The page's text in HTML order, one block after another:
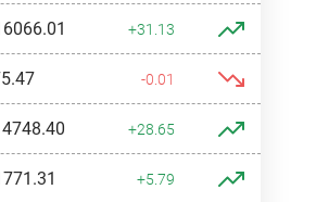
+31.13
-0.01
+28.65
+5.79